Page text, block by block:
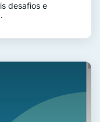
desafios e